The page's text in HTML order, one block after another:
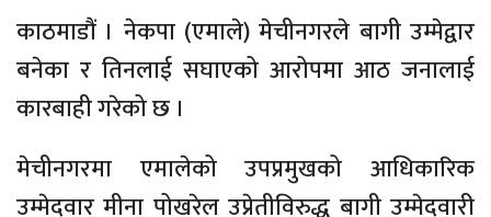
काठमाडौं । नेकपा (एमाले) मेचीनगरले बागी उम्मेद्वार
बनेका र तिनलाई सघाएको आरोपमा आठ जनालाई
कारबाही गरेको छ ।
मेचीनगरमा एमालेको उपप्रमुखको आधिकारिक
उम्मेदवार मीना पोखरेल उप्रेतीविरुद्ध बागी उम्मेदवारी